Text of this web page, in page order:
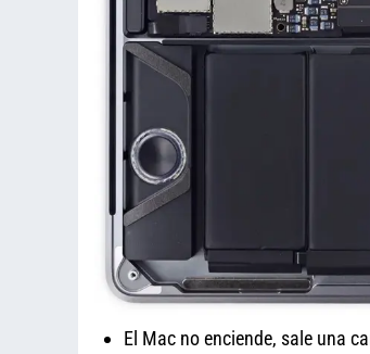
El Mac no enciende, sale una